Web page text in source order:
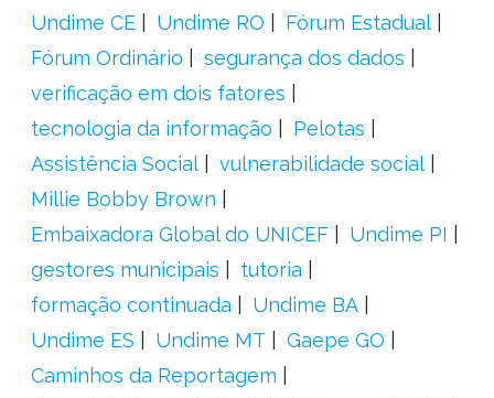
Undime CE
Undime RO
Fórum Estadual
Fórum Ordinário
segurança dos dados
verificação em dois fatores
tecnologia da informação
Pelotas
Assistência Social
vulnerabilidade social
Millie Bobby Brown
Embaixadora Global do UNICEF
Undime PI
gestores municipais
tutoria
formação continuada
Undime BA
Undime ES
Undime MT
Gaepe GO
Caminhos da Reportagem